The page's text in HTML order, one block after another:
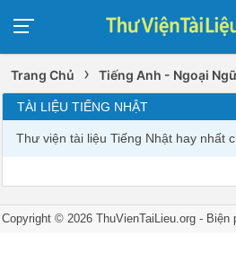
Trang Chủ › Tiếng Anh - Ngoại
TÀI LIỆU TIẾNG NHẬT
Thư viện tài liệu Tiếng Nhật hay nhất
Copyright © 2026 ThuVienTaiLieu.org - Biện